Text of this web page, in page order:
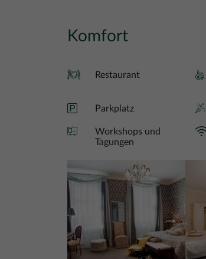
Komfort
Restaurant
Parkplatz
Workshops und
Tagungen